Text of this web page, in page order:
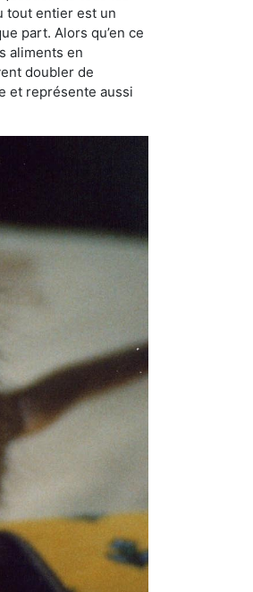
tout entier est un
part. Alors qu’en ce
aliments en
doubler de
et représente aussi